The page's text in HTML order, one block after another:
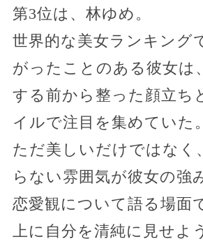
第3位は、林ゆめ。
世界的な美女ランキング
がったことのある彼女は
する前から整った顔立ち
イルで注目を集めていた。
ただ美しいだけではなく
らない雰囲気が彼女の強
恋愛観について語る場面
上に自分を清純に見せよ